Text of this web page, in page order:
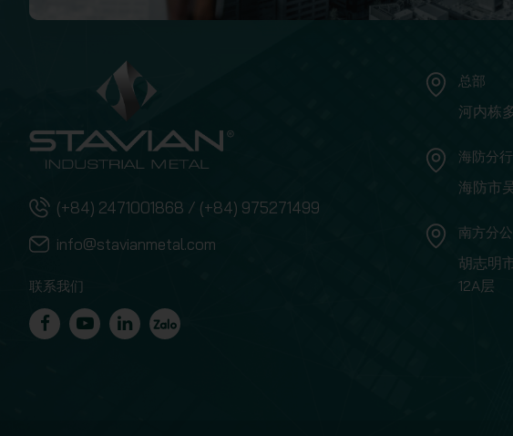
(+84) 2471001868 / (+84) 975271499
info@stavianmetal.com
联系我们
总部
河内栋
海防分行
海防市
南方分
胡志明
12A层